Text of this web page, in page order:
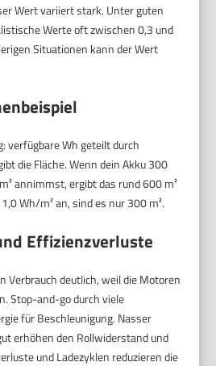
Wert variiert stark. Unter guten
Werte oft zwischen 0,3 und
Situationen kann der Wert
verfügbare Wh geteilt durch
die Fläche. Wenn dein Akku 300
annimmst, ergibt das rund 600 m²
Wh/m² an, sind es nur 300 m².
Effizienzverluste
Verbrauch deutlich, weil die Motoren
Stop-and-go durch viele
für Beschleunigung. Nasser
erhöhen den Rollwiderstand und
und Ladezyklen reduzieren die